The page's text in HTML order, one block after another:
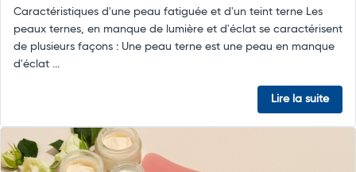
Caractéristiques d'une peau fatiguée et d'un teint terne Les
peaux ternes, en manque de lumière et d'éclat se caractérisent
de plusieurs façons : Une peau terne est une peau en manque
d'éclat ...
Lire la suite